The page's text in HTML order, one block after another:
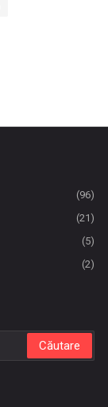
(96)
(21)
(5)
(2)